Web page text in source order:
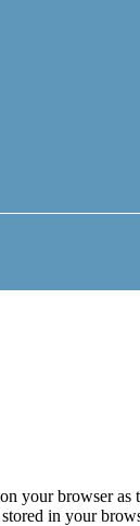
your browser as
in your